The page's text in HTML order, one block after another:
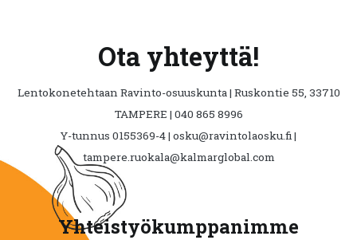
Ota yhteyttä!
Lentokonetehtaan Ravinto-osuuskunta | Ruskontie 55, 33710
TAMPERE | 040 865 8996
Y-tunnus 0155369-4 | osku@ravintolaosku.fi |
tampere.ruokala@kalmarglobal.com
Yhteistyökumppanimme